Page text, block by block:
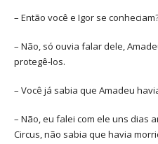
– Então você e Igor se
– Não, só ouvia falar dele,
protegê-los.
– Você já sabia que Amadeu
– Não, eu falei com ele uns dias
Circus, não sabia que havia